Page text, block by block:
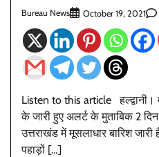
Bureau News October 19, 2021
Listen to this article हल्द्वानी।
के जारी हुए अलर्ट के मुताबिक 2
उत्तराखंड में मूसलाधार बारिश
पहाड़ों […]